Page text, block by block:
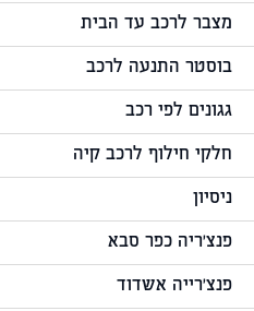
מצבר לרכב עד הבית
בוסטר התנעה לרכב
גגונים לפי רכב
חלקי חילוף לרכב קיה
ניסיון
פנצ'ריה כפר סבא
פנצ'רייה אשדוד